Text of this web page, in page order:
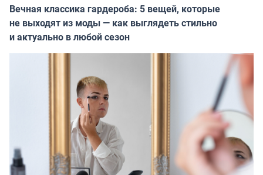
Вечная классика гардероба: 5 вещей, которые
не выходят из моды — как выглядеть стильно
и актуально в любой сезон